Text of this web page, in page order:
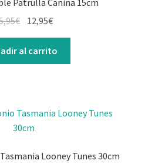
Patrulla Canina 15cm
€ 12,95€
al carrito
Looney Tunes 30cm